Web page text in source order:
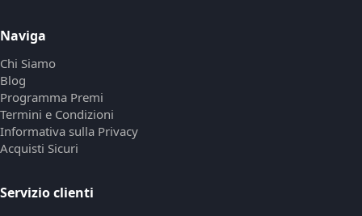
Naviga
Chi Siamo
Blog
Programma Premi
Termini e Condizioni
Informativa sulla Privacy
Acquisti Sicuri
Servizio clienti